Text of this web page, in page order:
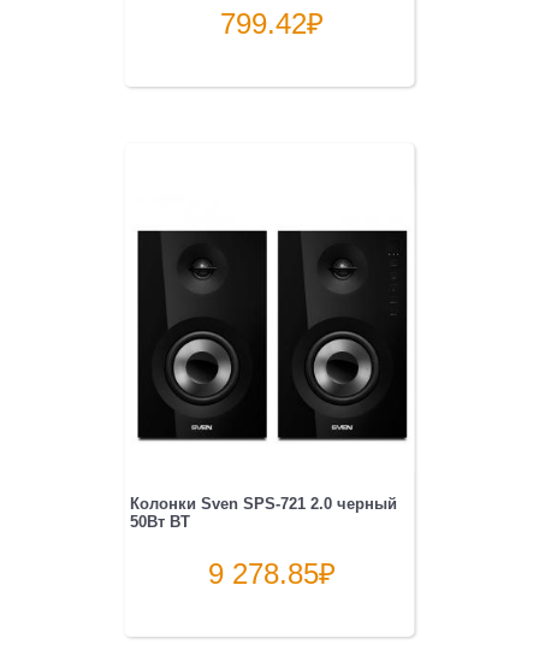
799.42₽
Колонки Sven SPS-721 2.0 черный
50Вт BT
9 278.85₽